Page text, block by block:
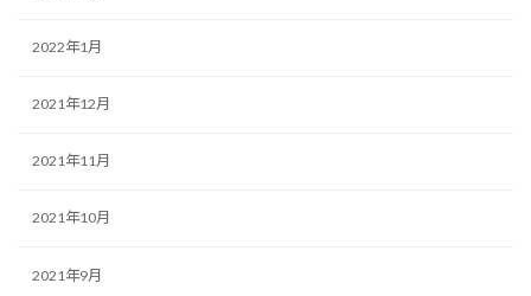
2022年1月
2021年12月
2021年11月
2021年10月
2021年9月